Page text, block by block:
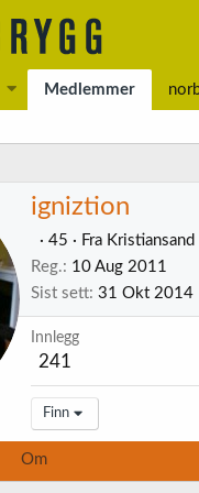
Medlemmer
igniztion
· 45 · Fra Kristiansand
Reg.
10 Aug 2011
Sist sett 31 Okt 2014
Innlegg
241
Finn
Om